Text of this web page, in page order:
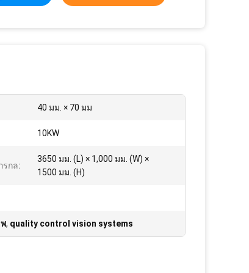
40 มม. × 70 มม
10KW
รกล:
3650 มม. (L) × 1,000 มม. (W) ×
1500 มม. (H)
, quality control vision systems